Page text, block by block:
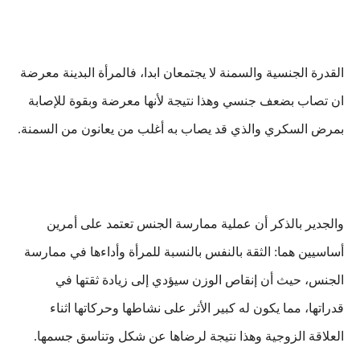
القدرة الجنسية والسمنة لا يجتمعان ابدا، فالمرأة البدينة معرضة
ان تصاب بضعف جنسي وهذا نتيجة لأنها معرضة وبقوة للإصابة
بمرض السكري والذي قد يصاب به أغلب من يعانون من السمنة.
والجدير بالذكر أن عملية ممارسة الجنس تعتمد على أمرين
أساسيين هما: الثقة بالنفس بالنسبة للمرأة وأداءها في ممارسة
الجنس، حيث أن إنقاص الوزن سيؤدي إلى زيادة ثقتها في
قدراتها، مما يكون له كبير الأثر على نشاطها وحركاتها اثناء
العلاقة الزوجية وهذا نتيجة لرضاها عن شكل وتناسق جسمها.